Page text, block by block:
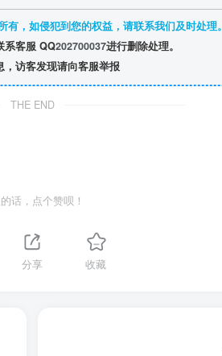
，如侵犯到您的权益，请联系我们及时处理。
系客服 QQ202700037进行删除处理。
访客发现请向客服举报
THE END
话，点个赞呗！
分享 收藏